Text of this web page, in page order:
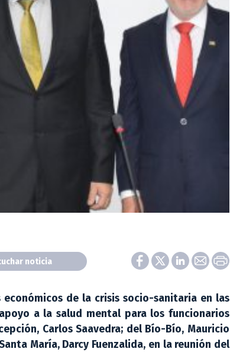
noticia
de la crisis socio-sanitaria en las
a la salud mental para los funcionarios
Carlos Saavedra; del Bío-Bío, Mauricio
María, Darcy Fuenzalida, en la reunión del